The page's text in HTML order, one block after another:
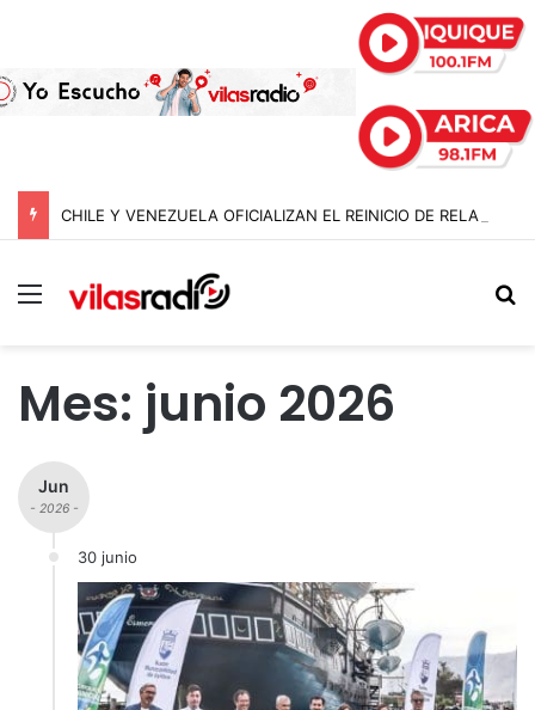
Menú
Mes: junio 2026
Jun
- 2026 -
30 junio